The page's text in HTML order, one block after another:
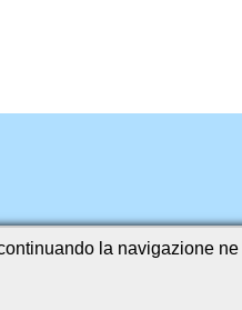
la navigazione